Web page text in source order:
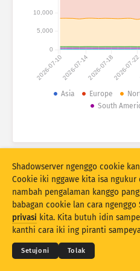
Pitulung
Set data
Anyari
Undhuh
2026-07-102026-07-142026-07-182026-07-22
0
5,000
10,000
Asia Europe
South
© 2026THE
Sarat & Katentuan
Shadowserver ngenggo cookie
Cookie iki nggawe kita isa ngukur
nambah pengalaman kanggo
babagan cookie lan cara ngenggo
privasi kita. Kita butuh idin
kanthi cara iki ing piranti
Setujoni Tolak